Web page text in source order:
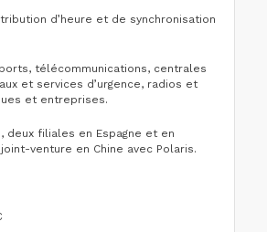
d’heure et de synchronisation
télécommunications, centrales
et services d’urgence, radios et
et entreprises.
deux filiales en Espagne et en
venture en Chine avec Polaris.